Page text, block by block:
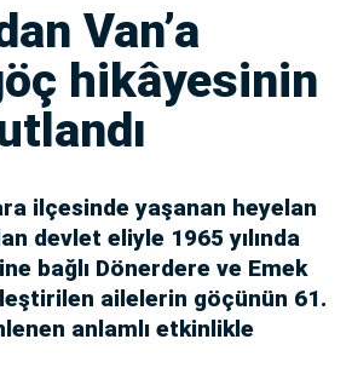
Van’a
hikâyesinin
ilçesinde yaşanan heyelan
devlet eliyle 1965 yılında
bağlı Dönerdere ve Emek
ailelerin göçünün 61.
anlamlı etkinlikle